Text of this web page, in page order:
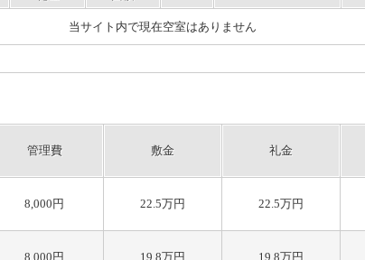
当サイト内で現在空室はありません
管理費 敷金 礼金
8,000円 22.5万円 22.5万円
8,000円 19.8万円 19.8万円